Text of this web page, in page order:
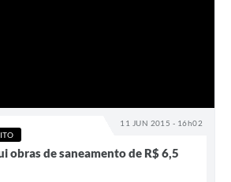
11 JUN 2015 - 16h02
obras de saneamento de R$ 6,5